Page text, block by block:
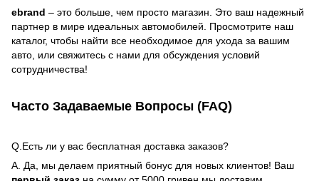
ebrand – это больше, чем просто магазин. Это ваш надежный
партнер в мире идеальных автомобилей. Просмотрите наш
каталог, чтобы найти все необходимое для ухода за вашим
авто, или свяжитесь с нами для обсуждения условий
сотрудничества!
Часто Задаваемые Вопросы (FAQ)
Q.Есть ли у вас бесплатная доставка заказов?
A. Да, мы делаем приятный бонус для новых клиентов! Ваш